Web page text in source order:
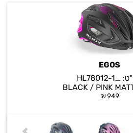
EGOS
_HL78012-1
BLACK / PINK
₪949